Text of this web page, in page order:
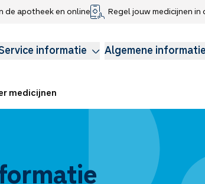
de apotheek en online Regel jouw medicijnen in
informatie Algemene informatie
Webshop
gegevens delen
Klachtenregeling
kinderen
Longzorg
medicijnen